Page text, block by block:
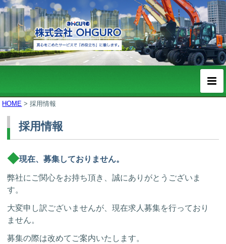
HOME >採用情報
採用情報
現在、募集しておりません。
弊社にご関心をお持ち頂き、誠にありがとうございま
す。
大変申し訳ございませんが、現在求人募集を行っており
ません。
募集の際は改めてご案内いたします。